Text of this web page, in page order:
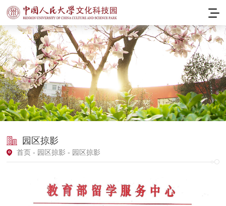
园区掠影
首页 - 园区掠影 - 园区掠影